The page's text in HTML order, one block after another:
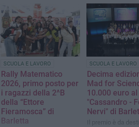
commissione Lavori
Pubblici
in via Zanardelli
SCUOLA E LAVORO
Rally Matematico
2026, primo posto per
i ragazzi della 2^B
della “Ettore
Fieramosca” di
Barletta
SCUOLA E LAVORO
Decima
Mad for
10.000 euro al
"Cassandro -
Nervi" di
Il premio è da